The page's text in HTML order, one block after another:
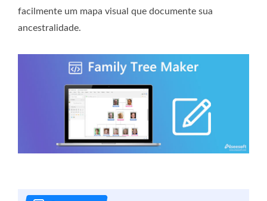
facilmente um mapa visual que documente sua
ancestralidade.